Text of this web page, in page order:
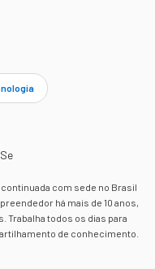
com sede no Brasil
há mais de 10 anos,
Trabalha todos os dias para
de conhecimento.